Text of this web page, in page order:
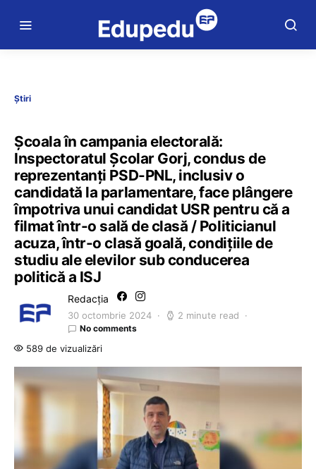
Știri
Școala în campania electorală:
Inspectoratul Școlar Gorj, condus de
reprezentanți PSD-PNL, inclusiv o
candidată la parlamentare, face plângere
împotriva unui candidat USR pentru că a
filmat într-o sală de clasă / Politicianul
acuza, într-o clasă goală, condițiile de
studiu ale elevilor sub conducerea
politică a ISJ
Redacția
30 octombrie 2024 2 minute read
No comments
589 de vizualizări